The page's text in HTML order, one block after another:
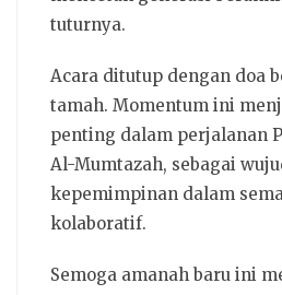
tuturnya.
Acara ditutup dengan doa
tamah. Momentum ini
penting dalam perjalanan
Al-Mumtazah, sebagai
kepemimpinan dalam
kolaboratif.
Semoga amanah baru ini